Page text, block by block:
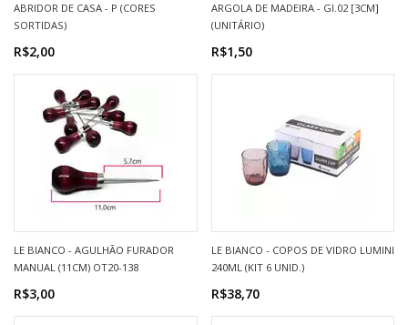
ABRIDOR DE CASA - P (CORES
SORTIDAS)
R$2,00
ARGOLA DE MADEIRA - GI.02 [3CM]
(UNITÁRIO)
R$1,50
LE BIANCO - AGULHÃO FURADOR
MANUAL (11CM) OT20-138
R$3,00
LE BIANCO - COPOS DE VIDRO LUMINI
240ML (KIT 6 UNID.)
R$38,70